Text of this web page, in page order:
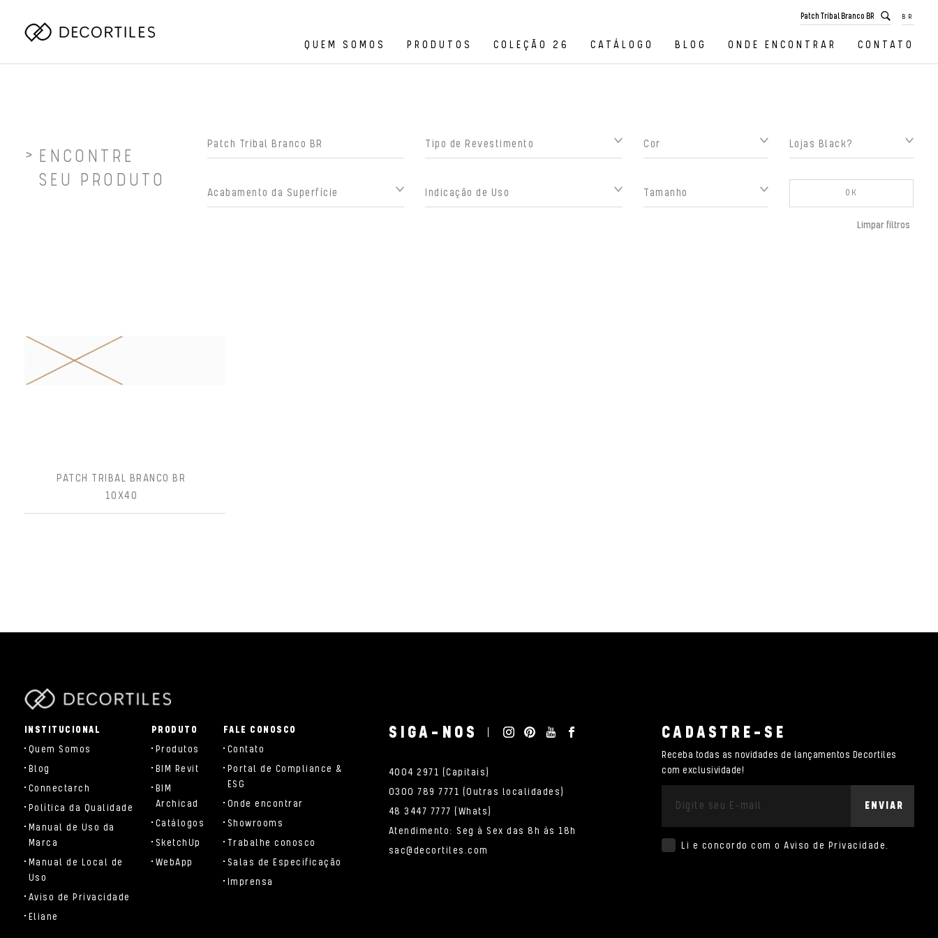
BR
QUEM SOMOS PRODUTOS COLEÇÃO 26 CATÁLOGO BLOG ONDE ENCONTRAR CONTATO
ENCONTRE
SEU PRODUTO
Tipo de Revestimento Cor Lojas Black?
Acabamento da Superfície Indicação de Uso Tamanho OK
Limpar filtros
PATCH TRIBAL BRANCO BR
10X40
INSTITUCIONAL
Quem Somos
Blog
Connectarch
Política da Qualidade
Manual de Uso da
Marca
Manual de Local de
Uso
Aviso de Privacidade
Eliane
PRODUTO
Produtos
BIM Revit
BIM
Archicad
Catálogos
SketchUp
WebApp
FALE CONOSCO
Contato
Portal de Compliance &
ESG
Onde encontrar
Showrooms
Trabalhe conosco
Salas de Especificação
Imprensa
SIGA-NOS
4004 2971 (Capitais)
0300 789 7771 (Outras localidades)
48 3447 7777 (Whats)
Atendimento: Seg à Sex das 8h às 18h
sac@decortiles.com
CADASTRE-SE
Receba todas as novidades de lançamentos Decortiles
com exclusividade!
ENVIAR
Li e concordo com o Aviso de Privacidade.